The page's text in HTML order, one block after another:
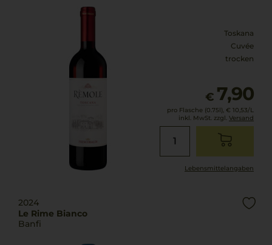
Toskana
Cuvée
trocken
€ 7,90
pro Flasche (0.75l), € 10,53/L
inkl. MwSt. zzgl. Versand
Lebensmittel­angaben
2024
Le Rime Bianco
Banfi